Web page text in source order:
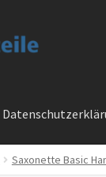
Impressum
Saxonette Basic